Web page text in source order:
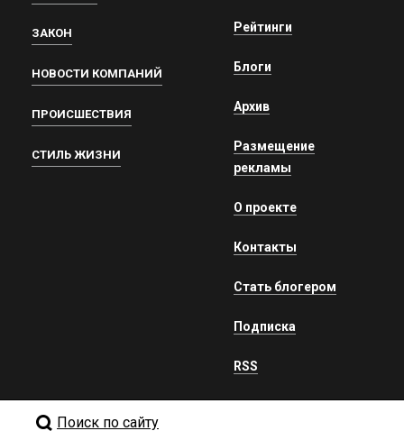
ЗАКОН
НОВОСТИ КОМПАНИЙ
ПРОИСШЕСТВИЯ
СТИЛЬ ЖИЗНИ
Рейтинги
Блоги
Архив
Размещение
рекламы
О проекте
Контакты
Стать блогером
Подписка
RSS
Поиск по сайту